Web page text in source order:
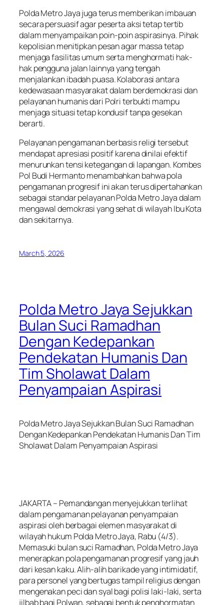
Polda Metro Jaya juga terus memberikan imbauan
secara persuasif agar peserta aksi tetap tertib
dalam menyampaikan poin-poin aspirasinya. Pihak
kepolisian menitipkan pesan agar massa tetap
menjaga fasilitas umum serta menghormati hak-
hak pengguna jalan lainnya yang tengah
menjalankan ibadah puasa. Kolaborasi antara
kedewasaan masyarakat dalam berdemokrasi dan
pelayanan humanis dari Polri terbukti mampu
menjaga situasi tetap kondusif tanpa gesekan
berarti.
Pelayanan pengamanan berbasis religi tersebut
mendapat apresiasi positif karena dinilai efektif
menurunkan tensi ketegangan di lapangan. Kombes
Pol Budi Hermanto menambahkan bahwa pola
pengamanan progresif ini akan terus dipertahankan
sebagai standar pelayanan Polda Metro Jaya dalam
mengawal demokrasi yang sehat di wilayah Ibu Kota
dan sekitarnya.
March 5, 2026
Polda Metro Jaya Sejukkan
Bulan Suci Ramadhan
Dengan Kedepankan
Pendekatan Humanis Dan
Tim Sholawat Dalam
Penyampaian Aspirasi
Polda Metro Jaya Sejukkan Bulan Suci Ramadhan
Dengan Kedepankan Pendekatan Humanis Dan Tim
Sholawat Dalam Penyampaian Aspirasi
JAKARTA – Pemandangan menyejukkan terlihat
dalam pengamanan pelayanan penyampaian
aspirasi oleh berbagai elemen masyarakat di
wilayah hukum Polda Metro Jaya, Rabu (4/3).
Memasuki bulan suci Ramadhan, Polda Metro Jaya
menerapkan pola pengamanan progresif yang jauh
dari kesan kaku. Alih-alih barikade yang intimidatif,
para personel yang bertugas tampil religius dengan
mengenakan peci dan syal bagi polisi laki-laki, serta
jilbab bagi Polwan, sebagai bentuk penghormatan